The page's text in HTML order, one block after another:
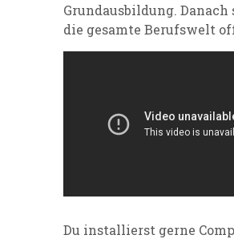
Grundausbildung.
die gesamte Berufswelt
Du installierst gerne